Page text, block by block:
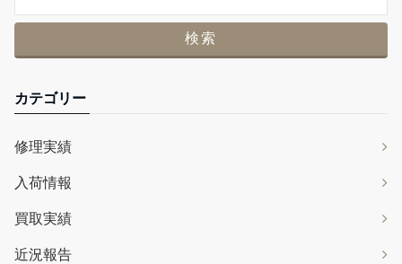
カテゴリー
修理実績
入荷情報
買取実績
近況報告